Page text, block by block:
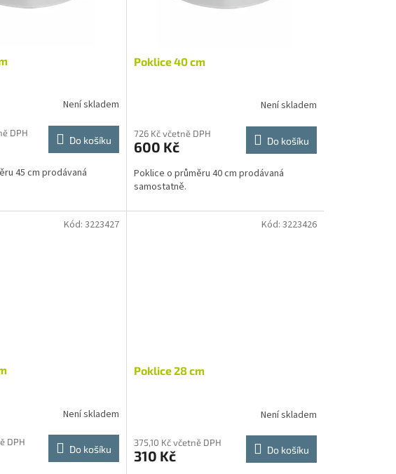
Není skladem
DPH
Do košíku
45 cm prodávaná
Poklice 40 cm
Není skladem
726 Kč včetně DPH
600 Kč Do košíku
Poklice o průměru 40 cm prodávaná
samostatně.
Není skladem
DPH
Do košíku
Kód: 3223427
Poklice 28 cm
Není skladem
375,10 Kč včetně DPH
310 Kč Do košíku
Kód: 3223426